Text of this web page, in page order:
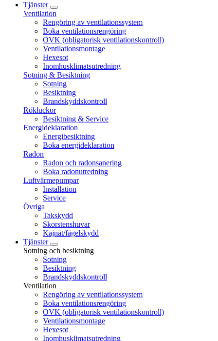
Tjänster
Ventilation
Rengöring av ventilationssystem
Boka ventilationsrengöring
OVK (obligatorisk ventilationskontroll)
Ventilationsmontage
Hexesot
Inomhusklimatsutredning
Sotning & Besiktning
Sotning
Besiktning
Brandskyddskontroll
Rökluckor
Besiktning & Service
Energideklaration
Energibesiktning
Boka energideklaration
Radon
Radon och radonsanering
Boka radonutredning
Luftvärmepumpar
Installation
Service
Övriga
Takskydd
Skorstenshuvar
Kajnät/fågelskydd
Tjänster
Sotning och besiktning
Sotning
Besiktning
Brandskyddskontroll
Ventilation
Rengöring av ventilationssystem
Boka ventilationsrengöring
OVK (obligatorisk ventilationskontroll)
Ventilationsmontage
Hexesot
Inomhusklimatsutredning